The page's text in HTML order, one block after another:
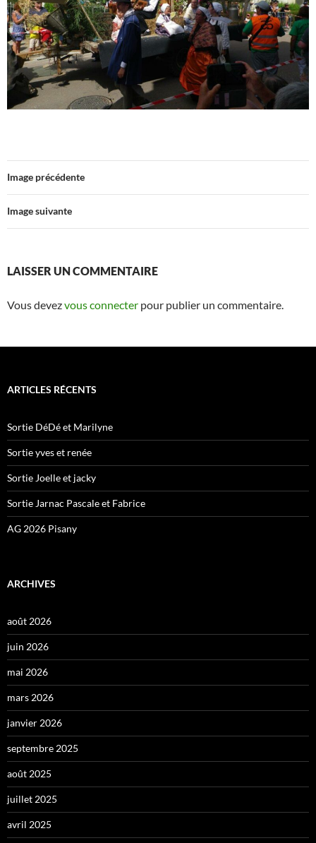
Image précédente
Image suivante
LAISSER UN COMMENTAIRE
Vous devezvous connecter pour publier un commentaire.
ARTICLES RÉCENTS
Sortie DéDé et Marilyne
Sortie yves et renée
Sortie Joelle et jacky
Sortie Jarnac Pascale et Fabrice
AG 2026 Pisany
ARCHIVES
août 2026
juin 2026
mai 2026
mars 2026
janvier 2026
septembre 2025
août 2025
juillet 2025
avril 2025